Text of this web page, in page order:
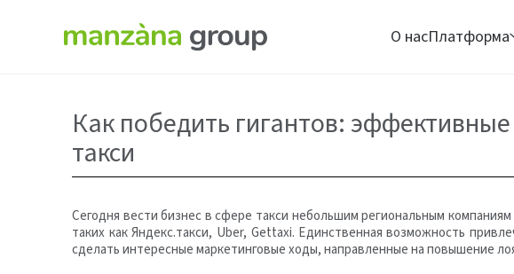
О насПлатформа
Как победить гигантов:
такси
Сегодня вести бизнес в сфере такси небольшим региональным
таких как Яндекс.такси, Uber, Gettaxi. Единственная возможность
сделать интересные маркетинговые ходы, направленные на повышение